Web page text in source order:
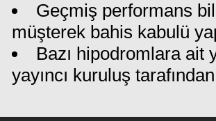
Geçmiş performans
müşterek bahis kabulü
Bazı hipodromlara ait
yayıncı kuruluş